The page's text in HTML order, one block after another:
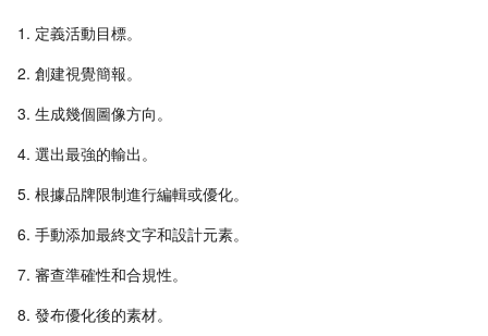
定義活動目標。
創建視覺簡報。
生成幾個圖像方向。
選出最強的輸出。
根據品牌限制進行編輯或優化。
手動添加最終文字和設計元素。
審查準確性和合規性。
發布優化後的素材。